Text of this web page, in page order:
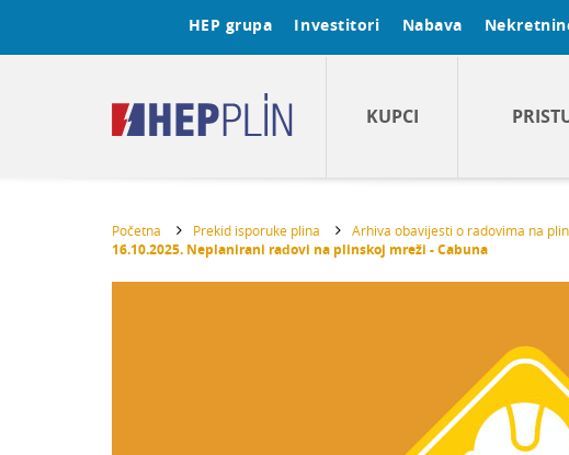
HEP grupa Investitori Nabava
KUPCI
Početna Prekid isporuke plina Arhiva obavijesti o radovima na
16.10.2025. Neplanirani radovi na plinskoj mreži - Cabuna